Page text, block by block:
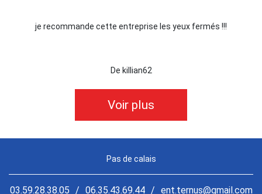
je recommande cette entreprise les yeux fermés !!!
De killian62
Voir plus
Pas de calais
03.59.28.38.05 / 06.35.43.69.44 / ent.ternus@gmail.com